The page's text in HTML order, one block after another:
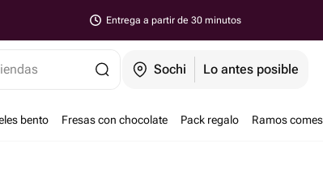
Entrega a partir de 30 minutos
Sochi Lo antes posible
bento Fresas con chocolate Pack regalo Ramos